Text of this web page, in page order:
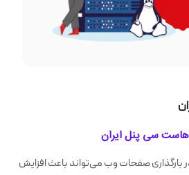
هاست سی پنل ایران
بارگذاری صفحات وب می‌تواند باعث افزایش